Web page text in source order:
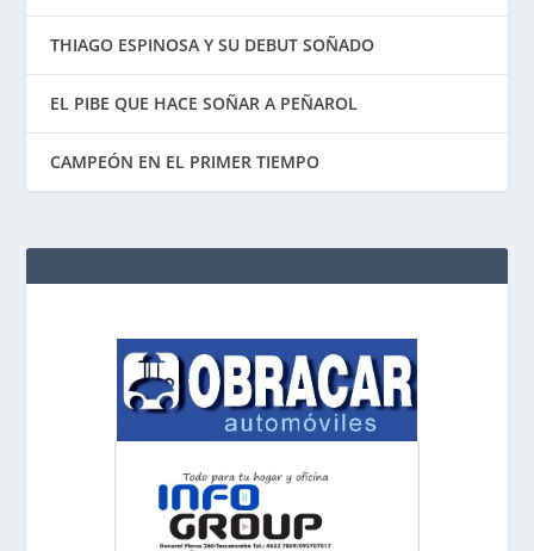
THIAGO ESPINOSA Y SU DEBUT SOÑADO
EL PIBE QUE HACE SOÑAR A PEÑAROL
CAMPEÓN EN EL PRIMER TIEMPO